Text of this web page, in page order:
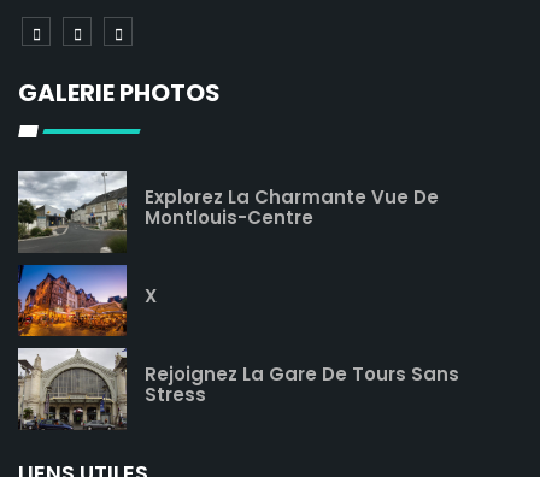
GALERIE PHOTOS
Explorez La Charmante Vue De
Montlouis-Centre
X
Rejoignez La Gare De Tours Sans
Stress